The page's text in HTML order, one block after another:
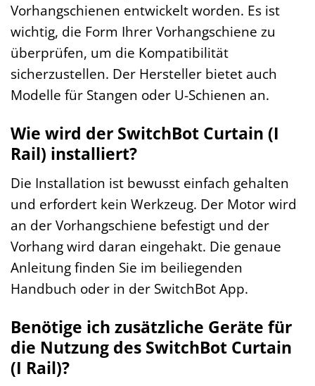
Vorhangschienen entwickelt worden. Es ist
wichtig, die Form Ihrer Vorhangschiene zu
überprüfen, um die Kompatibilität
sicherzustellen. Der Hersteller bietet auch
Modelle für Stangen oder U-Schienen an.
Wie wird der SwitchBot Curtain (I
Rail) installiert?
Die Installation ist bewusst einfach gehalten
und erfordert kein Werkzeug. Der Motor wird
an der Vorhangschiene befestigt und der
Vorhang wird daran eingehakt. Die genaue
Anleitung finden Sie im beiliegenden
Handbuch oder in der SwitchBot App.
Benötige ich zusätzliche Geräte für
die Nutzung des SwitchBot Curtain
(I Rail)?